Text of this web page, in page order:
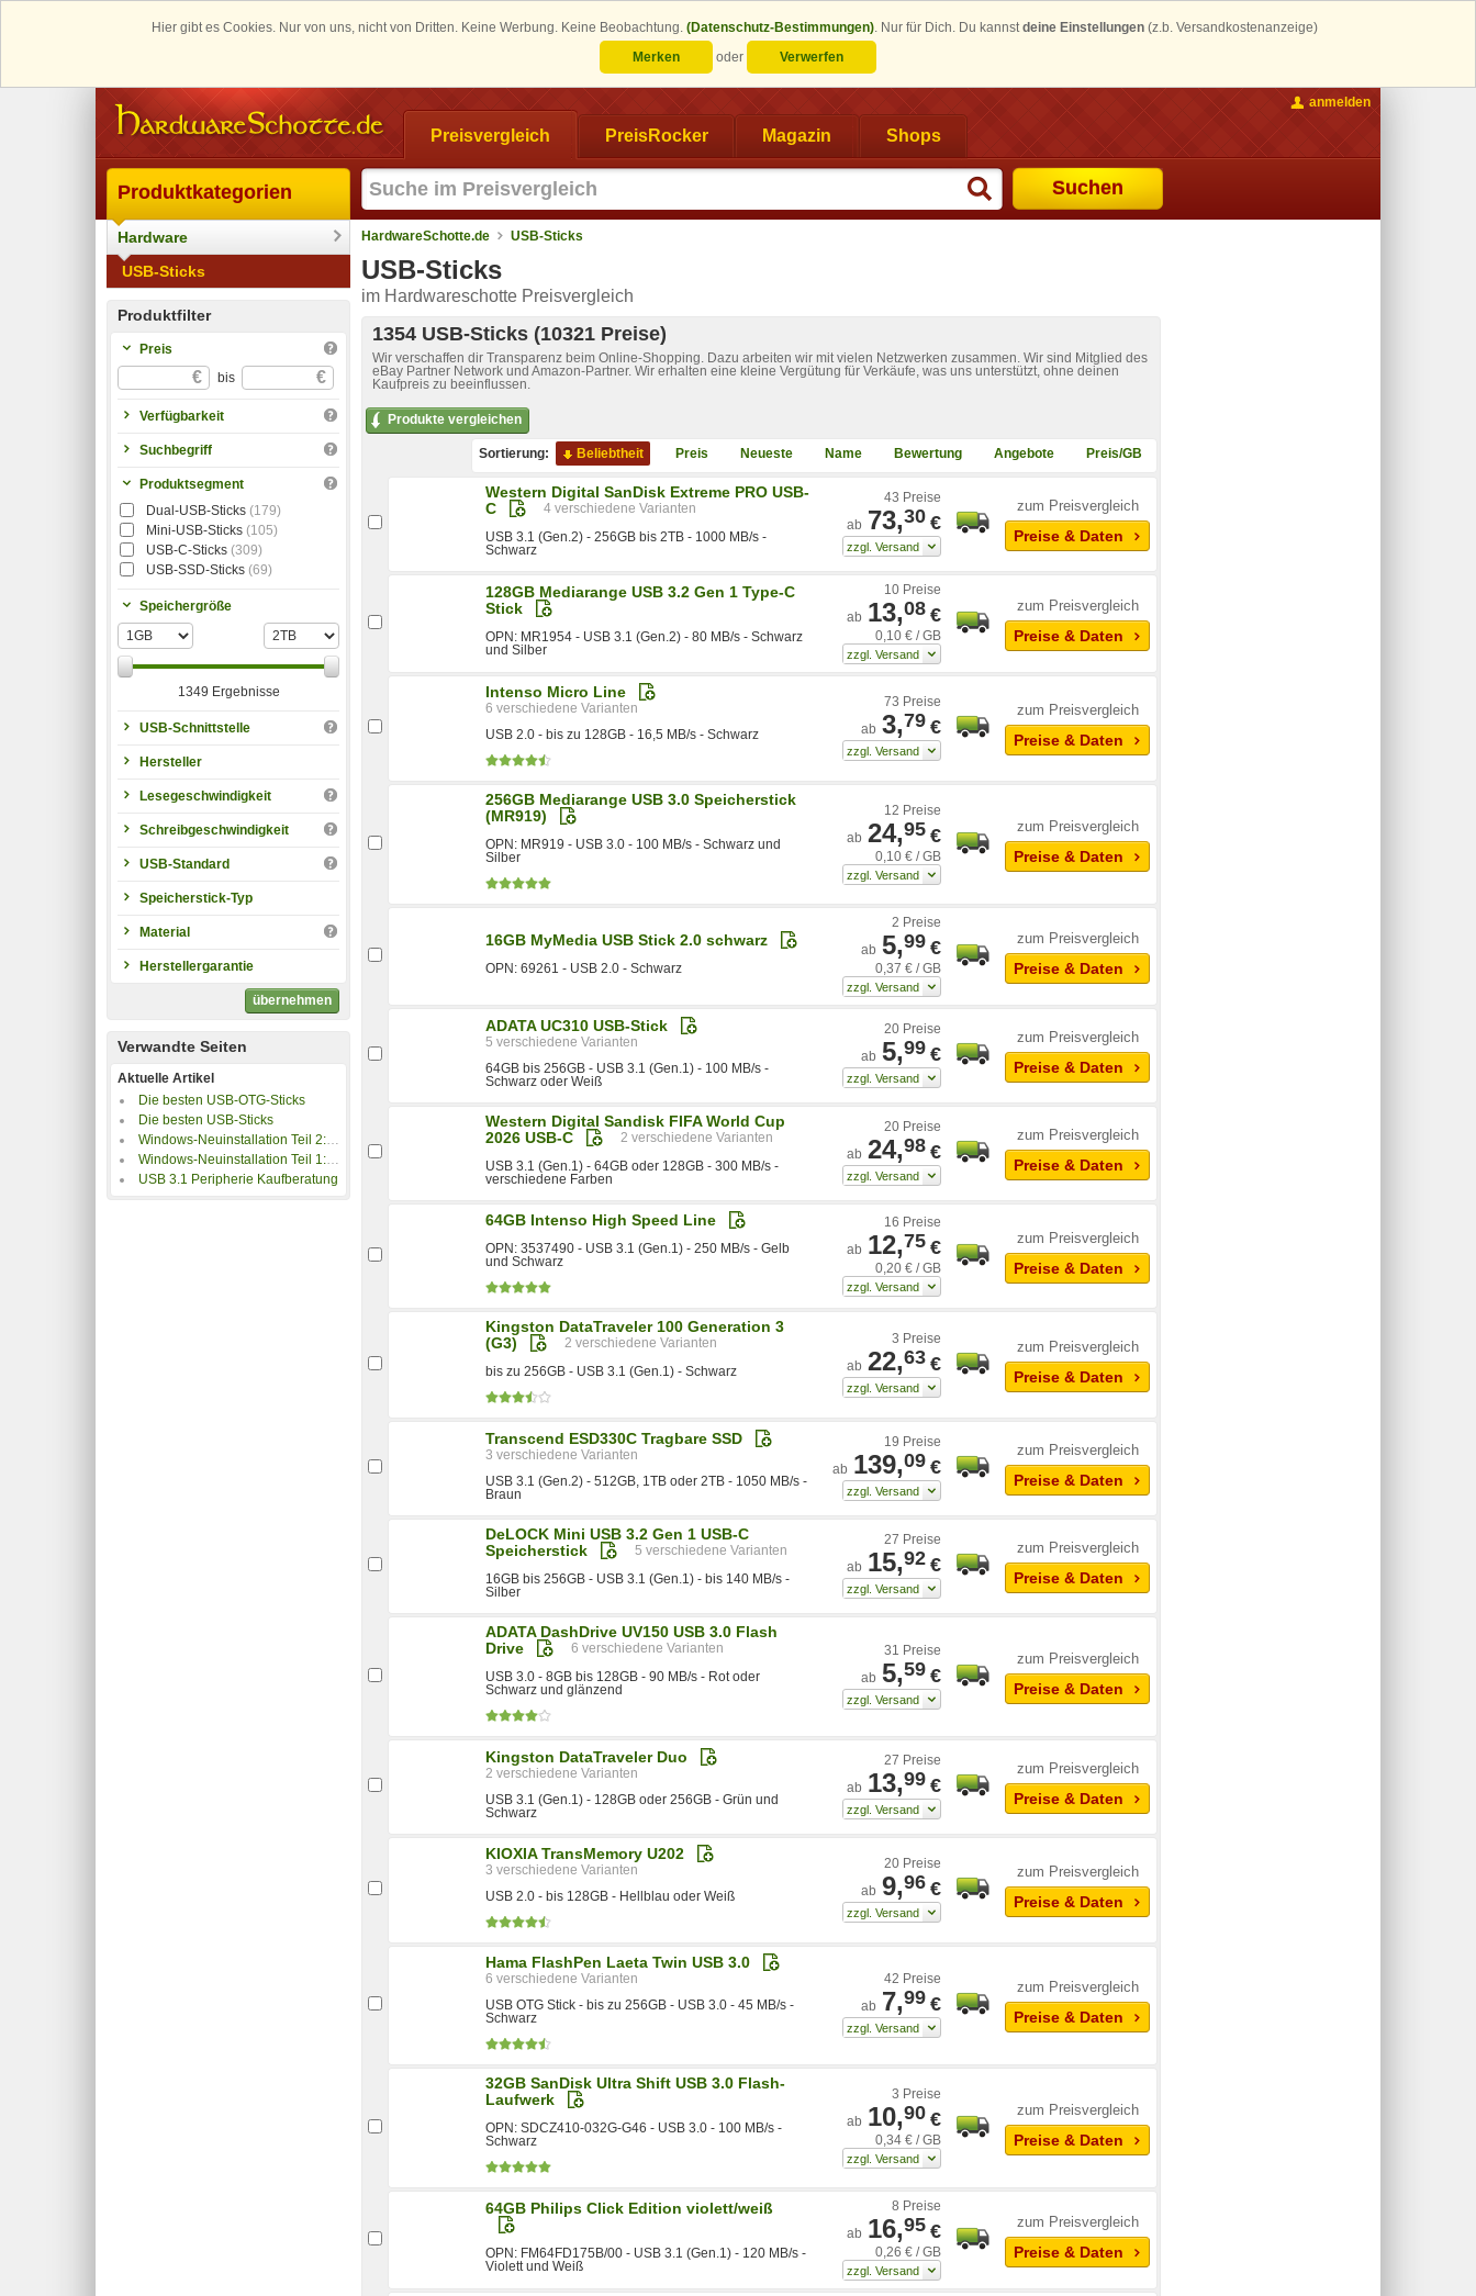
Hier gibt es Cookies. Nur von uns, nicht von Dritten. Keine Werbung. Keine Beobachtung. (Datenschutz-Bestimmungen). Nur für Dich. Du kannstdeine Einstellungen (z.b. Versandkostenanzeige)
Merken
oder Verwerfen
Preisvergleich PreisRocker Magazin Shops
Suchen
anmelden
Produktkategorien
Hardware
USB-Sticks
Produktfilter
Preis
€ bis €
Verfügbarkeit
Suchbegriff
Produktsegment
Dual-USB-Sticks (179)
Mini-USB-Sticks (105)
USB-C-Sticks (309)
USB-SSD-Sticks (69)
Speichergröße
1349 Ergebnisse
USB-Schnittstelle
Hersteller
Lesegeschwindigkeit
Schreibgeschwindigkeit
USB-Standard
Speicherstick-Typ
Material
Herstellergarantie
übernehmen
Verwandte Seiten
Aktuelle Artikel
Die besten USB-OTG-Sticks
Die besten USB-Sticks
Windows-Neuinstallation Teil 2: Die vier besten Methoden Windows neu zu installieren!
Windows-Neuinstallation Teil 1: Datensicherung & Vorbereitung
USB 3.1 Peripherie Kaufberatung
HardwareSchotte.de USB-Sticks
USB-Sticks
im Hardwareschotte Preisvergleich
1354 USB-Sticks (10321 Preise)
Wir verschaffen dir Transparenz beim Online-Shopping. Dazu arbeiten wir mit vielen Netzwerken zusammen. Wir sind Mitglied des
eBay Partner Network und Amazon-Partner. Wir erhalten eine kleine Vergütung für Verkäufe, was uns unterstützt, ohne deinen
Kaufpreis zu beeinflussen.
Produkte vergleichen
Sortierung: Beliebtheit Preis Neueste Name Bewertung Angebote Preis/GB
Western Digital SanDisk Extreme PRO USB-
C
4
USB 3.1 (Gen.2) - 256GB bis 2TB - 1000 MB/s -
Schwarz
43 Preise
ab 73,30 €
zum Preisvergleich
Preise & Daten
128GB Mediarange USB 3.2 Gen 1 Type-C
Stick
OPN: MR1954 - USB 3.1 (Gen.2) - 80 MB/s - Schwarz
und Silber
10 Preise
ab 13,08 €
0,10 € / GB
zum Preisvergleich
Preise & Daten
Intenso Micro Line
6
USB 2.0 - bis zu 128GB - 16,5 MB/s - Schwarz
73 Preise
ab 3,79 €
zum Preisvergleich
Preise & Daten
256GB Mediarange USB 3.0 Speicherstick
(MR919)
OPN: MR919 - USB 3.0 - 100 MB/s - Schwarz und
Silber
12 Preise
ab 24,95 €
0,10 € / GB
zum Preisvergleich
Preise & Daten
16GB MyMedia USB Stick 2.0 schwarz
OPN: 69261 - USB 2.0 - Schwarz
2 Preise
ab 5,99 €
0,37 € / GB
zum Preisvergleich
Preise & Daten
ADATA UC310 USB-Stick
5
64GB bis 256GB - USB 3.1 (Gen.1) - 100 MB/s -
Schwarz oder Weiß
20 Preise
ab 5,99 €
zum Preisvergleich
Preise & Daten
Western Digital Sandisk FIFA World Cup
2026 USB-C
2
USB 3.1 (Gen.1) - 64GB oder 128GB - 300 MB/s -
verschiedene Farben
20 Preise
ab 24,98 €
zum Preisvergleich
Preise & Daten
64GB Intenso High Speed Line
OPN: 3537490 - USB 3.1 (Gen.1) - 250 MB/s - Gelb
und Schwarz
16 Preise
ab 12,75 €
0,20 € / GB
zum Preisvergleich
Preise & Daten
Kingston DataTraveler 100 Generation 3
(G3)
2
bis zu 256GB - USB 3.1 (Gen.1) - Schwarz
3 Preise
ab 22,63 €
zum Preisvergleich
Preise & Daten
Transcend ESD330C Tragbare SSD
3
USB 3.1 (Gen.2) - 512GB, 1TB oder 2TB - 1050 MB/s -
Braun
19 Preise
ab 139,09 €
zum Preisvergleich
Preise & Daten
DeLOCK Mini USB 3.2 Gen 1 USB-C
Speicherstick
5
16GB bis 256GB - USB 3.1 (Gen.1) - bis 140 MB/s -
Silber
27 Preise
ab 15,92 €
zum Preisvergleich
Preise & Daten
ADATA DashDrive UV150 USB 3.0 Flash
Drive
6
USB 3.0 - 8GB bis 128GB - 90 MB/s - Rot oder
Schwarz und glänzend
31 Preise
ab 5,59 €
zum Preisvergleich
Preise & Daten
Kingston DataTraveler Duo
2
USB 3.1 (Gen.1) - 128GB oder 256GB - Grün und
Schwarz
27 Preise
ab 13,99 €
zum Preisvergleich
Preise & Daten
KIOXIA TransMemory U202
3
USB 2.0 - bis 128GB - Hellblau oder Weiß
20 Preise
ab 9,96 €
zum Preisvergleich
Preise & Daten
Hama FlashPen Laeta Twin USB 3.0
6
USB OTG Stick - bis zu 256GB - USB 3.0 - 45 MB/s -
Schwarz
42 Preise
ab 7,99 €
zum Preisvergleich
Preise & Daten
32GB SanDisk Ultra Shift USB 3.0 Flash-
Laufwerk
OPN: SDCZ410-032G-G46 - USB 3.0 - 100 MB/s -
Schwarz
3 Preise
ab 10,90 €
0,34 € / GB
zum Preisvergleich
Preise & Daten
64GB Philips Click Edition violett/weiß
OPN: FM64FD175B/00 - USB 3.1 (Gen.1) - 120 MB/s -
Violett und Weiß
8 Preise
ab 16,95 €
0,26 € / GB
zum Preisvergleich
Preise & Daten